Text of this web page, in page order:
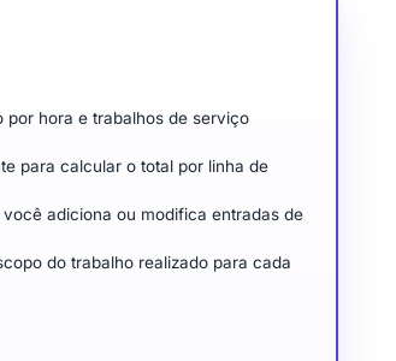
hora e trabalhos de serviço
para calcular o total por linha de
adiciona ou modifica entradas de
do trabalho realizado para cada